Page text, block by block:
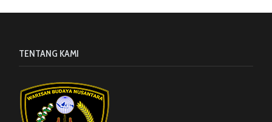
TENTANG KAMI